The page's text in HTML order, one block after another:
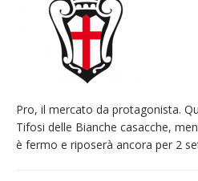
Pro, il mercato da protagonista.
Tifosi delle Bianche casacche,
è fermo e riposerà ancora per 2